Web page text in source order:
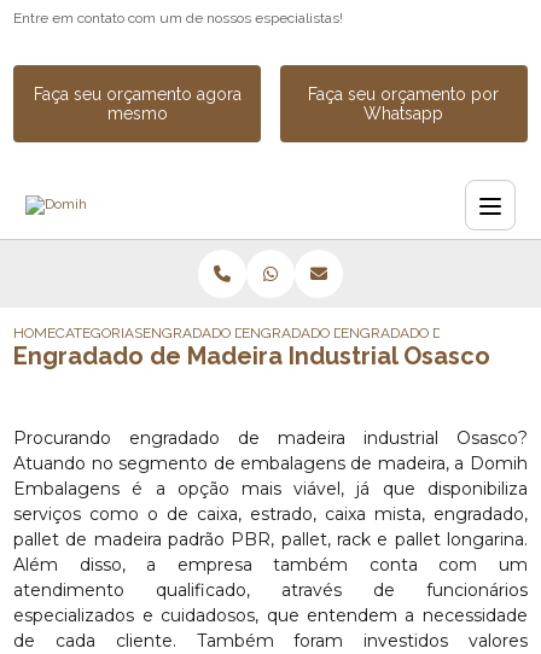
Entre em contato com um de nossos especialistas!
Faça seu orçamento agora
mesmo
Faça seu orçamento por
Whatsapp
HOMECATEGORIASENGRADADO DE MADEIRAENGRADADO DE MADEIRA INDUSTRIAL
ENGRADADO DE MADEIRA
Engradado de Madeira Industrial Osasco
Procurando engradado de madeira industrial Osasco?
Atuando no segmento de embalagens de madeira, a Domih
Embalagens é a opção mais viável, já que disponibiliza
serviços como o de caixa, estrado, caixa mista, engradado,
pallet de madeira padrão PBR, pallet, rack e pallet longarina.
Além disso, a empresa também conta com um
atendimento qualificado, através de funcionários
especializados e cuidadosos, que entendem a necessidade
de cada cliente. Também foram investidos valores